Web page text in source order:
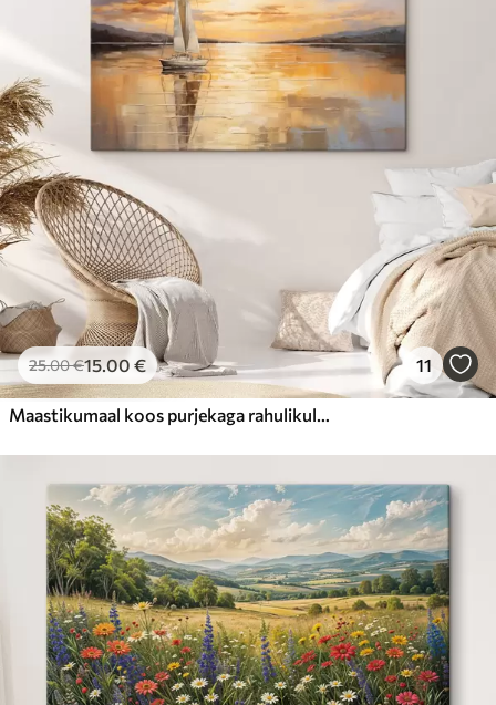
25.00€15.00 € 11
Maastikumaal koos purjekaga rahulikul merel, oranžikas ja kollane taevas, kauged mäed